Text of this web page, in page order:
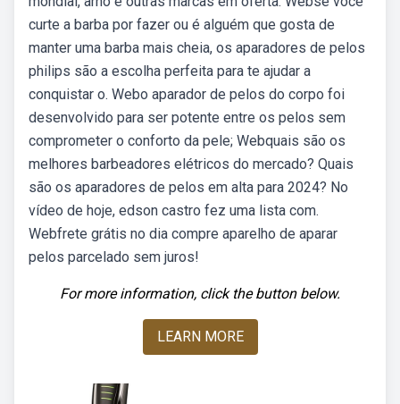
curte a barba por fazer ou é alguém que gosta de
manter uma barba mais cheia, os aparadores de pelos
philips são a escolha perfeita para te ajudar a
conquistar o. Webo aparador de pelos do corpo foi
desenvolvido para ser potente entre os pelos sem
comprometer o conforto da pele; Webquais são os
melhores barbeadores elétricos do mercado? Quais
são os aparadores de pelos em alta para 2024? No
vídeo de hoje, edson castro fez uma lista com.
Webfrete grátis no dia compre aparelho de aparar
pelos parcelado sem juros!
For more information, click the button below.
LEARN MORE